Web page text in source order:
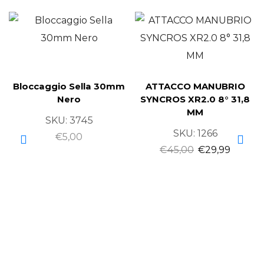
Bloccaggio Sella 30mm
Nero
SKU: 3745
€5,00
ATTACCO MANUBRIO
SYNCROS XR2.0 8° 31,8
MM
SKU: 1266
€45,00 €29,99